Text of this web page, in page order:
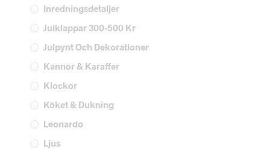
Inredningsdetaljer
Julklappar 300-500 Kr
Julpynt Och Dekorationer
Kannor & Karaffer
Klockor
Köket & Dukning
Leonardo
Ljus